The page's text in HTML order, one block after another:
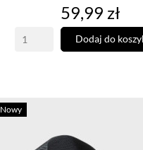
Cena
59,99 zł
Dodaj do
Nowy